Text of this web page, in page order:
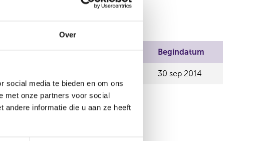
Over
social media te bieden en om ons
met onze partners voor social
andere informatie die u aan ze heeft
Plaats Begindatum
Nederland 30 sep 2014